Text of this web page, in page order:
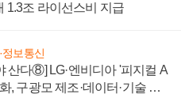
1.3조 라이선스비 지급
정보통신
산다⑧] LG·엔비디아 '피지컬 A
, 구광모 제조·데이터·기술 결